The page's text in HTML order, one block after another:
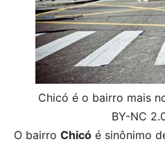
Chicó é o bairro mais
BY-NC
O bairro Chicó é sinônimo